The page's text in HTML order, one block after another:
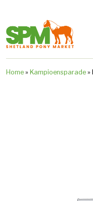
Home » Kampioensparade »